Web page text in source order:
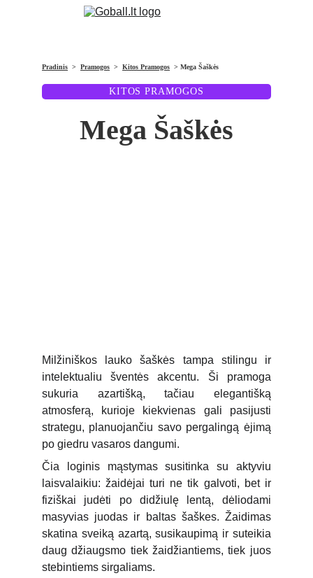
Mega Šaškės
Milžiniškos lauko šaškės tampa stilingu ir
intelektualiu šventės akcentu. Ši pramoga
sukuria azartišką, tačiau elegantišką
atmosferą, kurioje kiekvienas gali pasijusti
strategu, planuojančiu savo pergalingą ėjimą
po giedru vasaros dangumi.
Čia loginis mąstymas susitinka su aktyviu
laisvalaikiu: žaidėjai turi ne tik galvoti, bet ir
fiziškai judėti po didžiulę lentą, dėliodami
masyvias juodas ir baltas šaškes. Žaidimas
skatina sveiką azartą, susikaupimą ir suteikia
daug džiaugsmo tiek žaidžiantiems, tiek juos
stebintiems sirgaliams.
Pradinis
  >
Pramogos
  >
Kitos Pramogos
  > Mega Šaškės
KITOS PRAMOGOS